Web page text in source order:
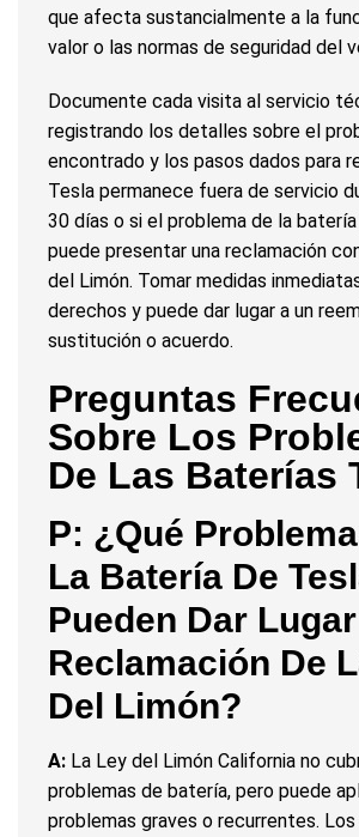
que afecta sustancialmente a la
valor o las normas de seguridad del
Documente cada visita al servicio
registrando los detalles sobre el
encontrado y los pasos dados para
Tesla permanece fuera de servicio
30 días o si el problema de la
puede presentar una reclamación
del Limón. Tomar medidas
derechos y puede dar lugar a un
sustitución o acuerdo.
Preguntas
Sobre Los
De Las Baterías
P: ¿Qué
La Batería De
Pueden Dar
Reclamación De
Del Limón?
A: La Ley del Limón California no
problemas de batería, pero puede
problemas graves o recurrentes.